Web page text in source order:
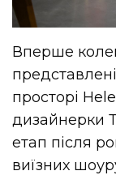
Вперше
просторі
дизайнерки
етап після
виїзних